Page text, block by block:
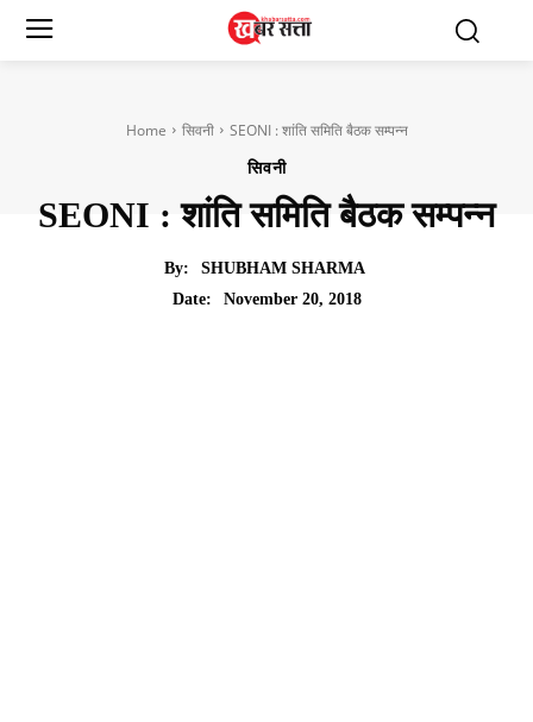
Home सिवनी SEONI : शांति समिति बैठक सम्पन्न
सिवनी
SEONI : शांति समिति बैठक सम्पन्न
By:
SHUBHAM SHARMA
Date:
November 20, 2018